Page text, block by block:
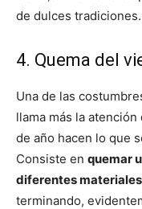
de dulces tradiciones.
4. Quema del
Una de las
llama más la
de año hacen lo que
Consiste en quemar
diferentes materiales
terminando,